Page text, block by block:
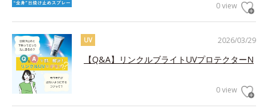
0 view
2026/03/29
UV
【Q&A】リンクルブライトUVプロテクターN
0 view